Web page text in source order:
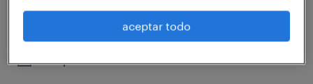
providencia, región metropolitana de santiago
temporal
aceptar todo